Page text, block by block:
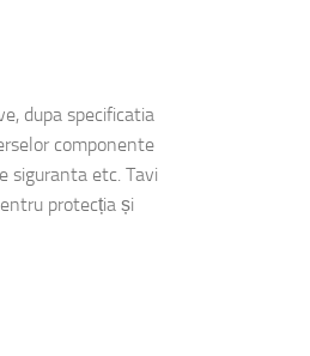
dupa specificatia
componente
siguranta etc. Tavi
protecția și